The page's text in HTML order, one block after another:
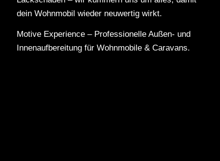
dein Wohnmobil wieder neuwertig wirkt.
Motive Experience – Professionelle Außen- und
Innenaufbereitung für Wohnmobile & Caravans.